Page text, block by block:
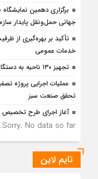
برگزاری دهمین
جهانی حمل‌ونقل پایدار
تأكید بر بهره‌گیری از
خدمات عمومی
تجهیز ۱۳۰ ناحیه به دستگاه‌های صدور آنی کارت سوخت
عملیات اجرایی پروژه
تحقق صنعت سبز
آغاز اجرای طرح تخصیص
Sorry. No data so far.
تایم لاین